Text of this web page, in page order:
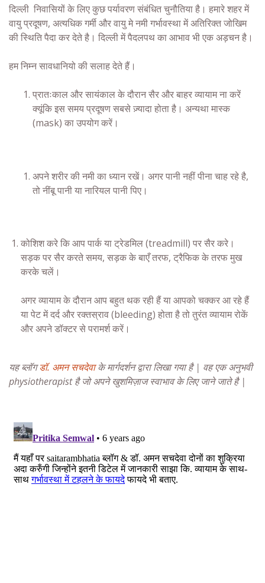
दिल्ली निवासियों के लिए कुछ पर्यावरण संबंधित चुनौतिया है। हमारे शहर में
वायु प्रदूषण, अत्यधिक गर्मी और वायु मे नमीगर्भावस्थामें अतिरिक्त जोखिम
की स्थिति पैदा कर देते है। दिल्ली में पैदलपथ का आभाव भी एक अड़चन है।
हम निम्‍न सावधानियो की सलाह देते हैं।
प्रातःकाल और सायंकाल के दौरान सैर और बाहर व्यायाम ना करें
क्यूंकि इस समय प्रदूषण सबसे ज़्यादा होता है। अन्यथा मास्क
(mask) का उपयोग करें।
अपने शरीर की नमी का ध्यान रखें। अगर पानी नहीं पीना चाह रहे है,
तो नींबू पानी या नारियल पानी पिए।
कोशिश करे कि आप पार्क या ट्रेडमिल (treadmill) पर सैर करे।
सड़क पर सैर करते समय, सड़क के बाएँ तरफ, ट्रैफिक के तरफ मुख
करके चलें।
अगर व्यायाम के दौरान आप बहुत थक रही हैं या आपको चक्कर आ रहे हैं
या पेट में दर्द और रक्तस्राव (bleeding) होता है तो तुरंत व्यायाम रोकें
और अपने डॉक्टर से परामर्श करें।
यह ब्लॉगडॉ. अमन सचदेवाके मार्गदर्शन द्वारा लिखा गया है | वह एक अनुभवी
physiotherapist है जो अपने खुशमिज़ाज स्वाभाव के लिए जाने जाते है |